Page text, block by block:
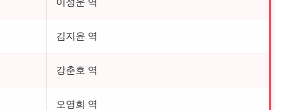
김지윤 역
강춘호 역
오영희 역